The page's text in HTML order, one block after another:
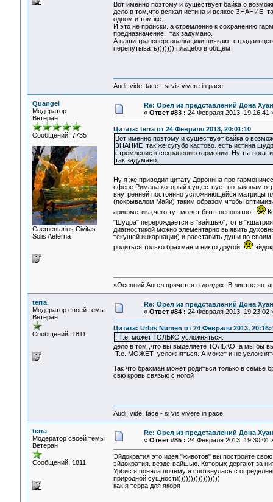
Вот именно поэтому и существует байка о
дело в том,что всякая истина и всякое ЗНАНИЕ
одном и том же.
И это не происки..а стремление к сохранению
предназначение. так задумано.
А ваши трансперсональщики пичкают
перепутывать))))))) плацебо в общем
Audi, vide, tace - si vis vivere in pace.
Quangel
Модератор
Ветеран
Сообщений: 7735
Сaementarius Civitas
Solis Aeterna
Re: Орел из представлений Дона
« Ответ #83 : 24 Февраля 2013, 19:16:41
Цитата: terra от 24 Февраля 2013, 20:01:10
Вот именно поэтому и существует байка о
ЗНАНИЕ так же сугубо кастово. есть истина
стремление к сохранению гармонии. Ну ты-
так задумано.
Ну я же приводил цитату Доронина про
сфере Римана,который существует по законам
внутренней постоянно усложняющейся матрицы
(покрывалом Майи) таким образом,чтобы
арифметика,чего тут может быть непонятно.
"Шудра" перерождается в "вайшью",тот в
диагностикой можно элементарно выявить
текущей инкарнации) и расставить души по
родиться только брахман и никто другой,
«Осенний Ангел прячется в дождях. В листве
terra
Модератор своей темы
Ветеран
Сообщений: 1811
Re: Орел из представлений Дона
« Ответ #84 : 24 Февраля 2013, 19:23:02
Цитата: Urbis Numen от 24 Февраля 2013,
. Т.е. может ТОЛЬКО усложняться.
дело в том ,что вы выделяете ТОЛЬКО ,а мы бы
Т.е. МОЖЕТ усложняться. А может и не
Так что брахман может родиться только в семье
свю кровь связью с ногой
Audi, vide, tace - si vis vivere in pace.
terra
Модератор своей темы
Ветеран
Сообщений: 1811
Re: Орел из представлений Дона
« Ответ #85 : 24 Февраля 2013, 19:30:01
Эйдократия это идея "животов" вы построите
эйдократия. везде-вайшью. Которых дергают за
Урбис я поняла почему я споткнулась с
природной сущности)))))))))))))))))
как я терра для якоря